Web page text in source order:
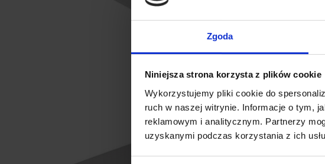
Zgoda
Niniejsza strona korzysta z plików cookie
Wykorzystujemy pliki cookie do
ruch w naszej witrynie. Informacje o tym,
reklamowym i analitycznym. Partnerzy
uzyskanymi podczas korzystania z ich